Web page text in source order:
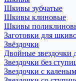
Шкивы зубчатые
Шкивы клиновые
Шкивы
Заготовки для
Звёздочки
Двойные звездочки
Звездочки без
Звездочки с